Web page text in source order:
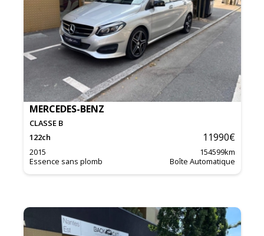
MERCEDES-BENZ
CLASSE B
122ch 11990€
2015 154599km
Essence sans plomb
Boîte Automatique